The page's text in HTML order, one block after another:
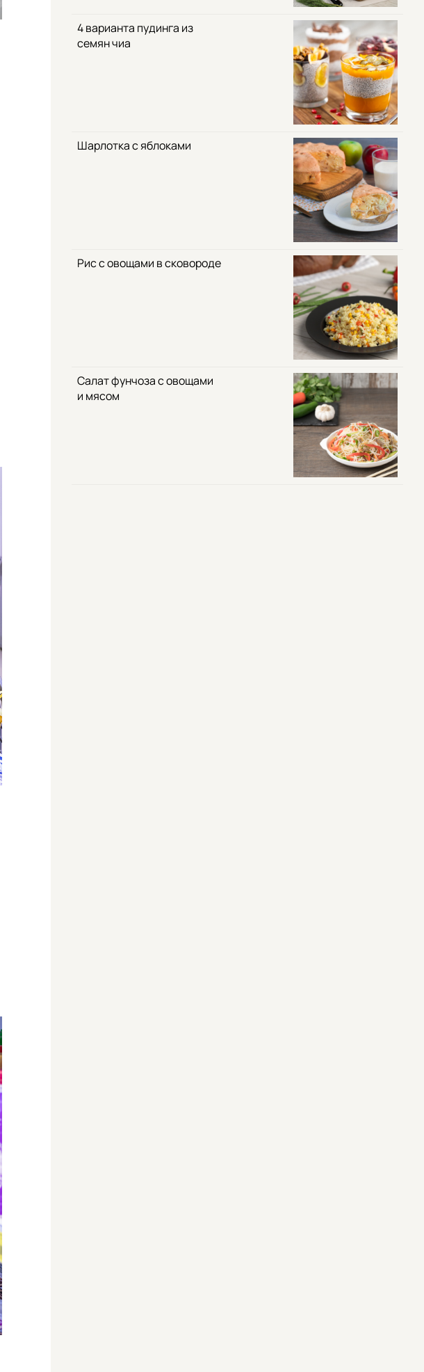
4 варианта пудинга из
семян чиа
Шарлотка с яблоками
Рис с овощами в сковороде
Салат фунчоза с овощами
и мясом